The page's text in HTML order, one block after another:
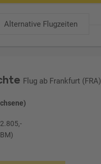
Alternative Flugzeiten
Flug ab Frankfurt (FRA)